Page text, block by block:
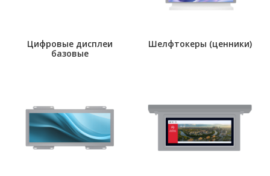
Цифровые дисплеи
базовые
Шелфтокеры (ценники)